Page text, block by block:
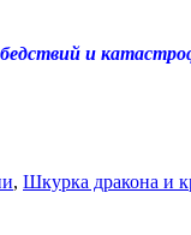
и
, Шкурка дракона и